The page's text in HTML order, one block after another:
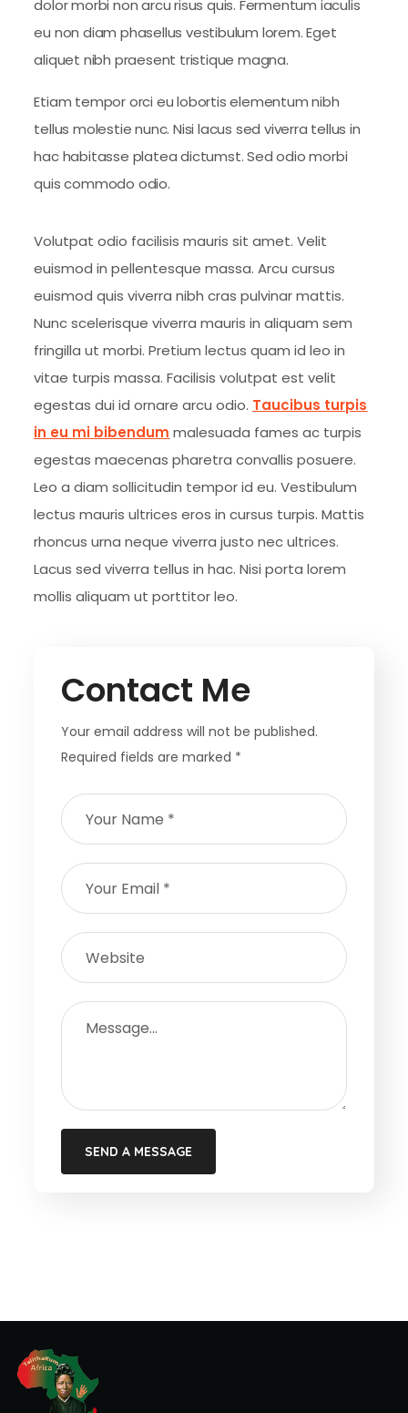
dolor morbi non arcu risus quis. Fermentum iaculis
eu non diam phasellus vestibulum lorem. Eget
aliquet nibh praesent tristique magna.
Etiam tempor orci eu lobortis elementum nibh
tellus molestie nunc. Nisi lacus sed viverra tellus in
hac habitasse platea dictumst. Sed odio morbi
quis commodo odio.
Volutpat odio facilisis mauris sit amet. Velit
euismod in pellentesque massa. Arcu cursus
euismod quis viverra nibh cras pulvinar mattis.
Nunc scelerisque viverra mauris in aliquam sem
fringilla ut morbi. Pretium lectus quam id leo in
vitae turpis massa. Facilisis volutpat est velit
egestas dui id ornare arcu odio. Taucibus turpis
in eu mi bibendum malesuada fames ac turpis
egestas maecenas pharetra convallis posuere.
Leo a diam sollicitudin tempor id eu. Vestibulum
lectus mauris ultrices eros in cursus turpis. Mattis
rhoncus urna neque viverra justo nec ultrices.
Lacus sed viverra tellus in hac. Nisi porta lorem
mollis aliquam ut porttitor leo.
Contact Me
Your email address will not be published.
Required fields are marked *